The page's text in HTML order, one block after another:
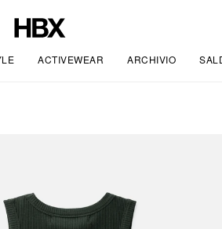
ACTIVEWEAR ARCHIVIO